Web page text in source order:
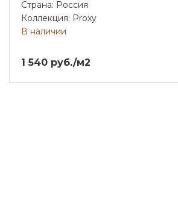
Страна: Россия
Коллекция: Proxy
В наличии
1 540 руб./м2